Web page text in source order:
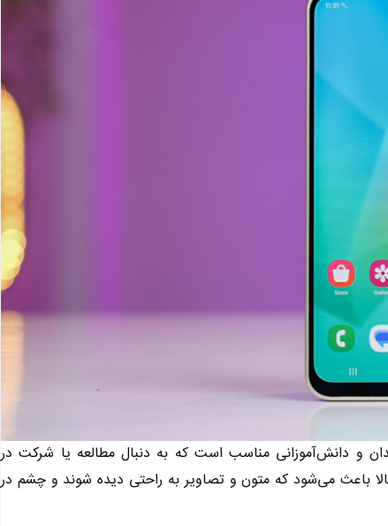
و دانش‌آموزانی مناسب است که به دنبال مطالعه یا شرکت در
باعث می‌شود که متون و تصاویر به راحتی دیده شوند و چشم در